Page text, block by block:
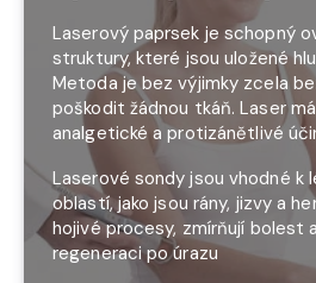
Laserový paprsek je schopný
struktury, které jsou uložené
Metoda je bez výjimky zcela
poškodit žádnou tkáň. Laser
analgetické a protizánětlivé
Laserové sondy jsou vhodné k
oblastí, jako jsou rány, jizvy a
hojivé procesy, zmírňují bolest
regeneraci po úrazu